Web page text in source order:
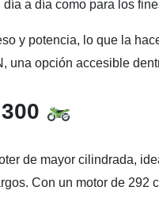
a día como para los
y potencia, lo que la
una opción accesible
de mayor cilindrada,
Con un motor de 292